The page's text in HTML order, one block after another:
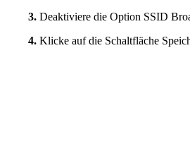
3. Deaktiviere die Option SSID
4. Klicke auf die Schaltfläche